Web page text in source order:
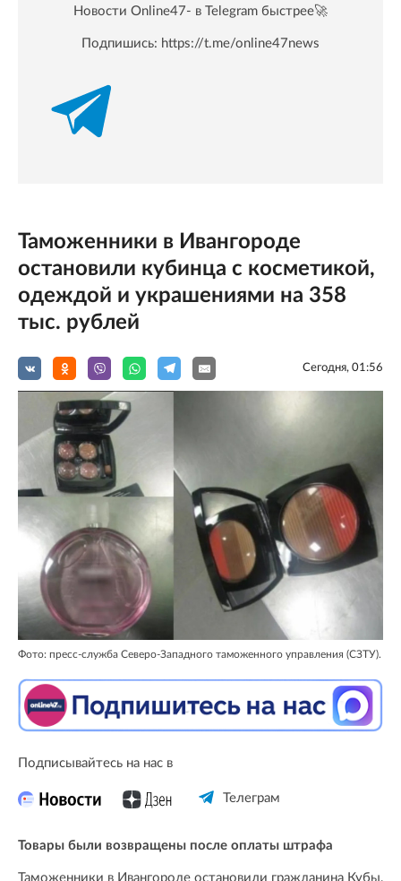
Новости Online47- в Telegram быстрее🚀
Подпишись: https://t.me/online47news
Таможенники в Ивангороде
остановили кубинца с косметикой,
одеждой и украшениями на 358
тыс. рублей
Сегодня, 01:56
Фото: пресс-служба Северо-Западного таможенного управления (СЗТУ).
Подписывайтесь на нас в
Телеграм
Товары были возвращены после оплаты штрафа
Таможенники в Ивангороде остановили гражданина Кубы,